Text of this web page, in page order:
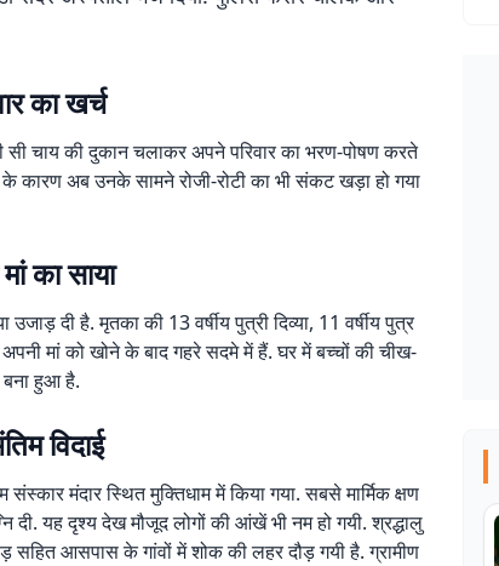
का खर्च
चाय की दुकान चलाकर अपने परिवार का भरण-पोषण करते
कारण अब उनके सामने रोजी-रोटी का भी संकट खड़ा हो गया
का साया
दी है. मृतका की 13 वर्षीय पुत्री दिव्या, 11 वर्षीय पुत्र
अपनी मां को खोने के बाद गहरे सदमे में हैं. घर में बच्चों की चीख-
बना हुआ है.
विदाई
मंदार स्थित मुक्तिधाम में किया गया. सबसे मार्मिक क्षण
दी. यह दृश्य देख मौजूद लोगों की आंखें भी नम हो गयी. श्रद्धालु
सहित आसपास के गांवों में शोक की लहर दौड़ गयी है. ग्रामीण